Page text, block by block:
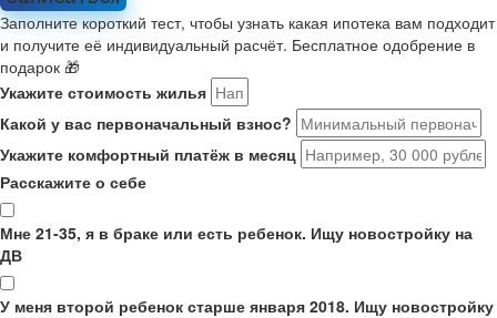
Заполните короткий тест, чтобы узнать какая ипотека вам подходит
и получите её индивидуальный расчёт. Бесплатное одобрение в
подарок 🎁
Укажите стоимость жилья
Какой у вас первоначальный взнос?
Укажите комфортный платёж в месяц
Расскажите о себе
Мне 21-35, я в браке или есть ребенок. Ищу новостройку на
ДВ
У меня второй ребенок старше января 2018. Ищу новостройку